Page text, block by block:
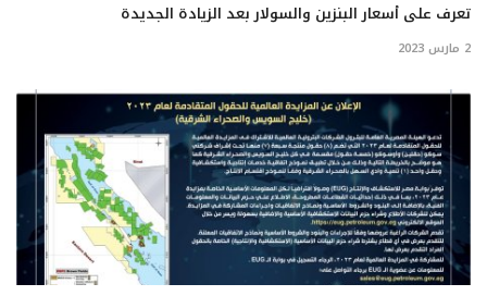
تعرف على أسعار البنزين والسولار بعد الزيادة الجديدة
2 مارس 2023